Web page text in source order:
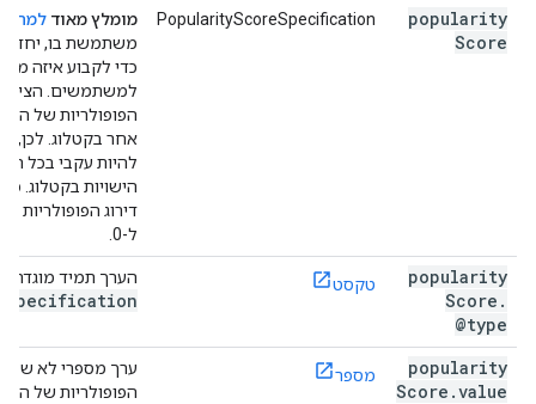
popularity
Score
PopularityScoreSpecification מומלץ מאוד למה?
משתמשת בו, יחד
כדי לקבוע איזה
למשתמשים. הציון
הפופולריות של
אחר בקטלוג. לכן,
להיות עקבי בכל
הישויות בקטלוג.
דירוג הפופולריות
ל-0.
popularity
Score .
@type
טקסט הערך תמיד מוגדר
Specification
popularity
Score .value
מספר
ערך מספרי לא
הפופולריות של